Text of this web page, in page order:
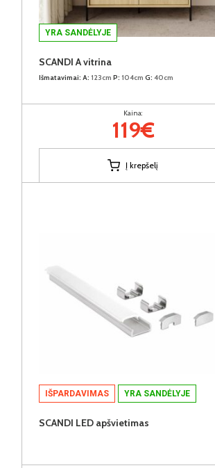
YRA SANDĖLYJE
SCANDI A vitrina
Išmatavimai: A: 123cm P: 104cm G: 40cm
Kaina:
119€
Į krepšelį
IŠPARDAVIMAS YRA SANDĖLYJE
SCANDI LED apšvietimas